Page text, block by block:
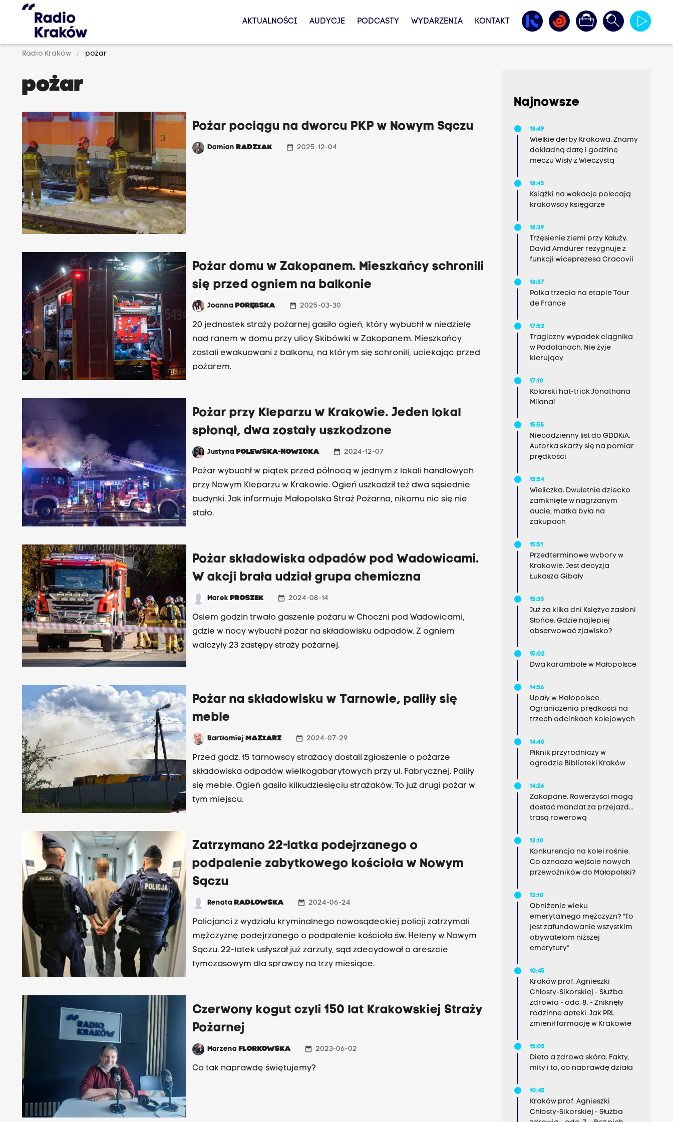
AKTUALNOŚCI AUDYCJE PODCASTY WYDARZENIA KONTAKT
Radio Kraków pożar
pożar
Pożar pociągu na dworcu PKP w Nowym Sączu
DamianRADZIAK date_range 2025-12-04
Pożar domu w Zakopanem. Mieszkańcy schronili
się przed ogniem na balkonie
JoannaPORĘBSKA date_range 2025-03-30
20 jednostek straży pożarnej gasiło ogień, który wybuchł w niedzielę
nad ranem w domu przy ulicy Skibówki w Zakopanem. Mieszkańcy
zostali ewakuowani z balkonu, na którym się schronili, uciekając przed
pożarem.
Pożar przy Kleparzu w Krakowie. Jeden lokal
spłonął, dwa zostały uszkodzone
JustynaPOLEWSKA-NOWICKA date_range 2024-12-07
Pożar wybuchł w piątek przed północą w jednym z lokali handlowych
przy Nowym Kleparzu w Krakowie. Ogień uszkodził też dwa sąsiednie
budynki. Jak informuje Małopolska Straż Pożarna, nikomu nic się nie
stało.
Pożar składowiska odpadów pod Wadowicami.
W akcji brała udział grupa chemiczna
MarekPROSZEK date_range 2024-08-14
Osiem godzin trwało gaszenie pożaru w Choczni pod Wadowicami,
gdzie w nocy wybuchł pożar na składowisku odpadów. Z ogniem
walczyły 23 zastępy straży pożarnej.
Pożar na składowisku w Tarnowie, paliły się
meble
BartłomiejMAZIARZ date_range 2024-07-29
Przed godz. 15 tarnowscy strażacy dostali zgłoszenie o pożarze
składowiska odpadów wielkogabarytowych przy ul. Fabrycznej. Paliły
się meble. Ogień gasiło kilkudziesięciu strażaków. To już drugi pożar w
tym miejscu.
Zatrzymano 22-latka podejrzanego o
podpalenie zabytkowego kościoła w Nowym
Sączu
RenataRADŁOWSKA date_range 2024-06-24
Policjanci z wydziału kryminalnego nowosądeckiej policji zatrzymali
mężczyznę podejrzanego o podpalenie kościoła św. Heleny w Nowym
Sączu. 22-latek usłyszał już zarzuty, sąd zdecydował o areszcie
tymczasowym dla sprawcy na trzy miesiące.
Czerwony kogut czyli 150 lat Krakowskiej Straży
Pożarnej
MarzenaFLORKOWSKA date_range 2023-06-02
Co tak naprawdę świętujemy?
Najnowsze
18:49
Wielkie derby Krakowa. Znamy
dokładną datę i godzinę
meczu Wisły z Wieczystą
18:45
Książki na wakacje polecają
krakowscy księgarze
18:39
Trzęsienie ziemi przy Kałuży.
David Amdurer rezygnuje z
funkcji wiceprezesa Cracovii
18:37
Polka trzecia na etapie Tour
de France
17:52
Tragiczny wypadek ciągnika
w Podolanach. Nie żyje
kierujący
17:10
Kolarski hat-trick Jonathana
Milana!
15:55
Niecodzienny list do GDDKiA.
Autorka skarży się na pomiar
prędkości
15:54
Wieliczka. Dwuletnie dziecko
zamknięte w nagrzanym
aucie, matka była na
zakupach
15:51
Przedterminowe wybory w
Krakowie. Jest decyzja
Łukasza Gibały
15:35
Już za kilka dni Księżyc zasłoni
Słońce. Gdzie najlepiej
obserwować zjawisko?
15:02
Dwa karambole w Małopolsce
14:56
Upały w Małopolsce.
Ograniczenia prędkości na
trzech odcinkach kolejowych
14:40
Piknik przyrodniczy w
ogrodzie Biblioteki Kraków
14:26
Zakopane. Rowerzyści mogą
dostać mandat za przejazd...
trasą rowerową
13:10
Konkurencja na kolei rośnie.
Co oznacza wejście nowych
przewoźników do Małopolski?
12:10
Obniżenie wieku
emerytalnego mężczyzn? "To
jest zafundowanie wszystkim
obywatelom niższej
emerytury"
10:45
Kraków prof. Agnieszki
Chłosty-Sikorskiej - Służba
zdrowia - odc. 8. - Zniknęły
rodzinne apteki. Jak PRL
zmienił farmację w Krakowie
15:05
Dieta a zdrowa skóra. Fakty,
mity i to, co naprawdę działa
10:45
Kraków prof. Agnieszki
Chłosty-Sikorskiej - Służba